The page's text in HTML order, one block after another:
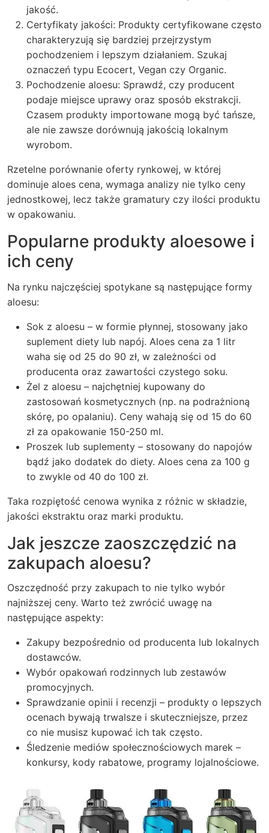
jakość.
Certyfikaty jakości: Produkty certyfikowane często
charakteryzują się bardziej przejrzystym
pochodzeniem i lepszym działaniem. Szukaj
oznaczeń typu Ecocert, Vegan czy Organic.
Pochodzenie aloesu: Sprawdź, czy producent
podaje miejsce uprawy oraz sposób ekstrakcji.
Czasem produkty importowane mogą być tańsze,
ale nie zawsze dorównują jakością lokalnym
wyrobom.
Rzetelne porównanie oferty rynkowej, w której
dominuje aloes cena, wymaga analizy nie tylko ceny
jednostkowej, lecz także gramatury czy ilości produktu
w opakowaniu.
Popularne produkty aloesowe i
ich ceny
Na rynku najczęściej spotykane są następujące formy
aloesu:
Sok z aloesu – w formie płynnej, stosowany jako
suplement diety lub napój. Aloes cena za 1 litr
waha się od 25 do 90 zł, w zależności od
producenta oraz zawartości czystego soku.
Żel z aloesu – najchętniej kupowany do
zastosowań kosmetycznych (np. na podrażnioną
skórę, po opalaniu). Ceny wahają się od 15 do 60
zł za opakowanie 150-250 ml.
Proszek lub suplementy – stosowany do napojów
bądź jako dodatek do diety. Aloes cena za 100 g
to zwykle od 40 do 100 zł.
Taka rozpiętość cenowa wynika z różnic w składzie,
jakości ekstraktu oraz marki produktu.
Jak jeszcze zaoszczędzić na
zakupach aloesu?
Oszczędność przy zakupach to nie tylko wybór
najniższej ceny. Warto też zwrócić uwagę na
następujące aspekty:
Zakupy bezpośrednio od producenta lub lokalnych
dostawców.
Wybór opakowań rodzinnych lub zestawów
promocyjnych.
Sprawdzanie opinii i recenzji – produkty o lepszych
ocenach bywają trwalsze i skuteczniejsze, przez
co nie musisz kupować ich tak często.
Śledzenie mediów społecznościowych marek –
konkursy, kody rabatowe, programy lojalnościowe.